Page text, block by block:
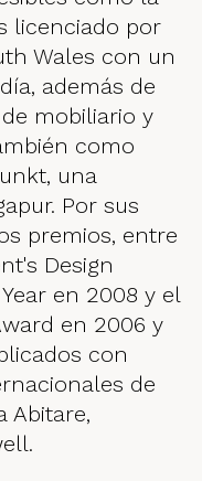
licenciado por
Wales con un
además de
mobiliario y
como
una
Por sus
premios, entre
Design
en 2008 y el
en 2006 y
con
de
Abitare,